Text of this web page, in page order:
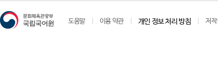
도움말 이용 약관 개인 정보 처리 방침 저